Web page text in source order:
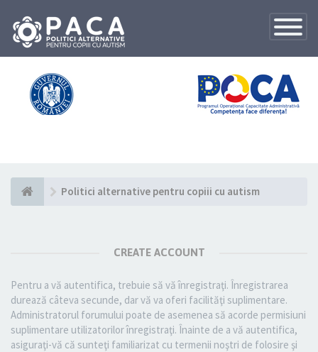
Toggle
Politici alternative pentru copiii cu autism
CREATE ACCOUNT
Pentru a vă autentifica, trebuie să vă înregistraţi. Înregistrarea
durează câteva secunde, dar vă va oferi facilităţi suplimentare.
Administratorul forumului poate de asemenea să acorde permisiuni
suplimentare utilizatorilor înregistraţi. Înainte de a vă autentifica,
asiguraţi-vă că sunteţi familiarizat cu termenii noştri de folosire şi